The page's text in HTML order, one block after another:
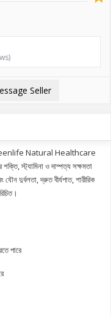
Seller
Natural Healthcare
স্ট্যামিনা ও দাম্পত্য সক্ষমতা
দুর্বলতা, দ্রুত বীর্যপাত, শারীরিক
পারে